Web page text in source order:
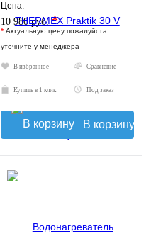
Цена:
10 980 руб.*
* Актуальную цену пожалуйста
уточните у менеджера
В избранное Сравнение
Купить в 1 клик Под заказ
В корзину